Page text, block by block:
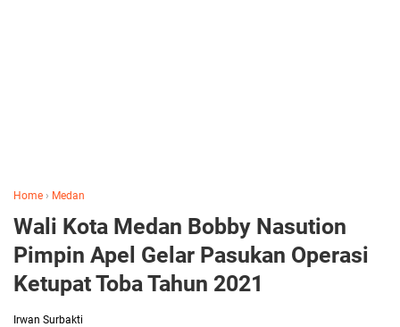
Home › Medan
Wali Kota Medan Bobby Nasution
Pimpin Apel Gelar Pasukan Operasi
Ketupat Toba Tahun 2021
Irwan Surbakti